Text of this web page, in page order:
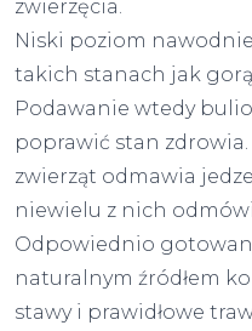
zwierzęcia.
Niski poziom
takich stanach jak
Podawanie wtedy
poprawić stan
zwierząt odmawia
niewielu z nich
Odpowiednio
naturalnym źródłem
stawy i prawidłowe